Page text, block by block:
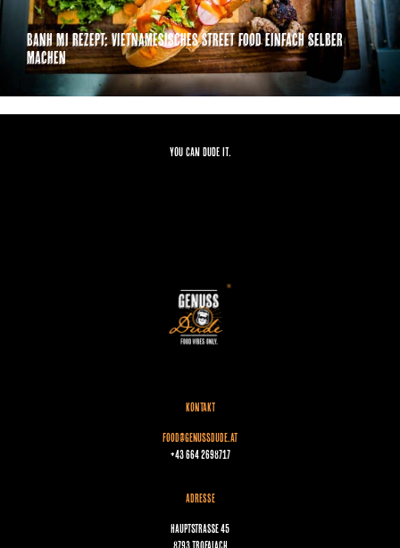
Banh Mi Rezept: Vietnamesisches Street Food einfach selber
machen
YOU CAN DUDE IT.
KONTAKT
food@genussdude.at
+43 664 2698717
ADRESSE
Hauptstraße 45